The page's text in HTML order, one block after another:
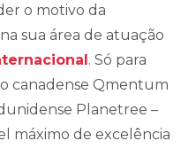
o motivo da
sua área de atuação
. Só para
canadense Qmentum
Planetree –
máximo de excelência